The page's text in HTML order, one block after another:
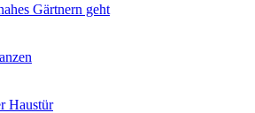
Gärtnern geht
Haustür